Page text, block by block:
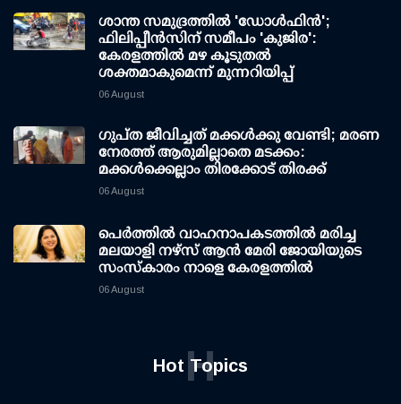
ശാന്ത സമുദ്രത്തില്‍ 'ഡോള്‍ഫിന്‍';
ഫിലിപ്പീന്‍സിന് സമീപം 'കുജിര':
കേരളത്തില്‍ മഴ കൂടുതല്‍
ശക്തമാകുമെന്ന് മുന്നറിയിപ്പ്
06 August
ഗുപ്ത ജീവിച്ചത് മക്കള്‍ക്കു വേണ്ടി; മരണ
നേരത്ത് ആരുമില്ലാതെ മടക്കം:
മക്കള്‍ക്കെല്ലാം തിരക്കോട് തിരക്ക്
06 August
പെർത്തിൽ വാഹനാപകടത്തിൽ മരിച്ച
മലയാളി നഴ്സ് ആൻ മേരി ജോയിയുടെ
സംസ്കാരം നാളെ കേരളത്തിൽ
06 August
Hot Topics
H